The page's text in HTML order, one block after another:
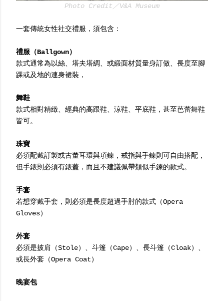
Photo Credit／V&A Museum
一套傳統女性社交禮服，須包含：
禮服（Ballgown）
款式通常為以絲、塔夫塔綢、或緞面材質量身訂做、長度至腳
踝或及地的連身裙裝，
舞鞋
款式相對精緻、經典的高跟鞋、涼鞋、平底鞋，甚至芭蕾舞鞋
皆可。
珠寶
必須配戴訂製或古董耳環與項鍊，戒指與手鍊則可自由搭配，
但手錶則必須有錶蓋，而且不建議佩帶類似手鍊的款式。
手套
若想穿戴手套，則必須是長度超過手肘的款式（Opera
Gloves）
外套
必須是披肩（Stole）、斗篷（Cape）、長斗篷（Cloak）、
或長外套（Opera Coat）
晚宴包